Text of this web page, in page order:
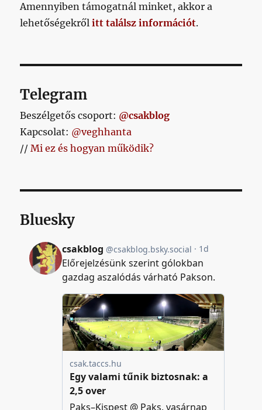
Amennyiben támogatnál minket, akkor a
lehetőségekrőlitt találsz információt.
Telegram
Beszélgetős csoport: @csakblog
Kapcsolat: @veghhanta
//Mi ez és hogyan működik?
Bluesky